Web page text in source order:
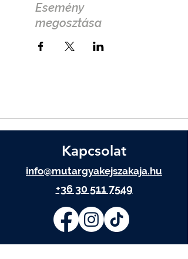
Esemény
megosztása
Kapcsolat
info@mutargyakejszakaja.hu
+36 30 511 7549